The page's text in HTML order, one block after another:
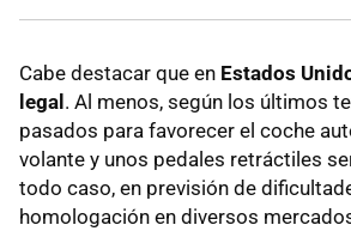
Cabe destacar que en Estados
legal. Al menos, según los últimos
pasados para favorecer el coche
volante y unos pedales retráctiles
todo caso, en previsión de
homologación en diversos